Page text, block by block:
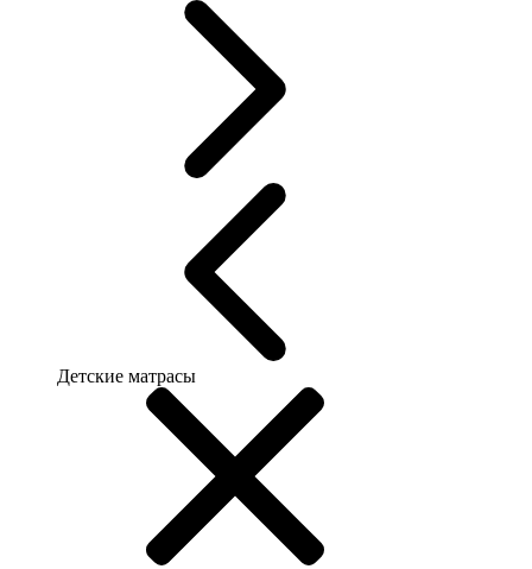
Детские матрасы